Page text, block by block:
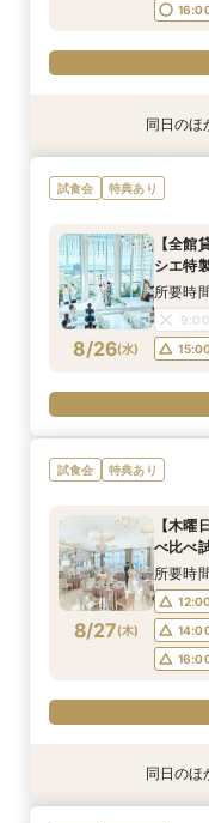
特典あり
8/24 (月)
【17時
景×スペ
特典あり
8/24 (月)
【初め
お気軽×
特典あり
8/24 (月)
2名様
エディ
特典あり
8/24 (月)
【愛犬
タンプ×
同日のほ
試食会 特典あり
8/26(水)
【全館
シエ特
所要時
試食会 特典あり
8/27(木)
【木曜
べ比べ
所要時
特典あり
特典あり
特典あり
特典あり同日のほ